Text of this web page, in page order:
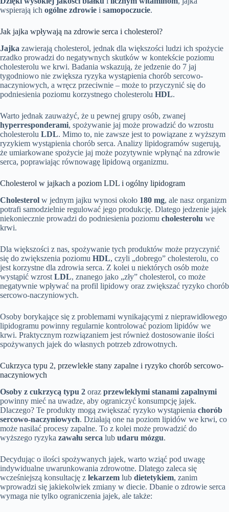
wspierają ich ogólne zdrowie i samopoczucie.
Jak jajka wpływają na zdrowie serca i cholesterol?
Jajka zawierają cholesterol, jednak dla większości ludzi ich spożycie
rzadko prowadzi do negatywnych skutków w kontekście poziomu
cholesterolu we krwi. Badania wskazują, że jedzenie do 7 jaj
tygodniowo nie zwiększa ryzyka wystąpienia chorób sercowo-
naczyniowych, a wręcz przeciwnie – może to przyczynić się do
podniesienia poziomu korzystnego cholesterolu HDL.
Warto jednak zauważyć, że u pewnej grupy osób, zwanej
hyperresponderami, spożywanie jaj może prowadzić do wzrostu
cholesterolu LDL. Mimo to, nie zawsze jest to powiązane z wyższym
ryzykiem wystąpienia chorób serca. Analizy lipidogramów sugerują,
że umiarkowane spożycie jaj może pozytywnie wpłynąć na zdrowie
serca, poprawiając równowagę lipidową organizmu.
Cholesterol w jajkach a poziom LDL i ogólny lipidogram
Cholesterol w jednym jajku wynosi około 180 mg, ale nasz organizm
potrafi samodzielnie regulować jego produkcję. Dlatego jedzenie jajek
niekoniecznie prowadzi do podniesienia poziomu cholesterolu we
krwi.
Dla większości z nas, spożywanie tych produktów może przyczynić
się do zwiększenia poziomu HDL, czyli „dobrego” cholesterolu, co
jest korzystne dla zdrowia serca. Z kolei u niektórych osób może
wystąpić wzrost LDL, znanego jako „zły” cholesterol, co może
negatywnie wpływać na profil lipidowy oraz zwiększać ryzyko chorób
sercowo-naczyniowych.
Osoby borykające się z problemami wynikającymi z nieprawidłowego
lipidogramu powinny regularnie kontrolować poziom lipidów we
krwi. Praktycznym rozwiązaniem jest również dostosowanie ilości
spożywanych jajek do własnych potrzeb zdrowotnych.
Cukrzyca typu 2, przewlekłe stany zapalne i ryzyko chorób sercowo-
naczyniowych
Osoby z cukrzycą typu 2 oraz przewlekłymi stanami zapalnymi
powinny mieć na uwadze, aby ograniczyć konsumpcję jajek.
Dlaczego? Te produkty mogą zwiększać ryzyko wystąpienia chorób
sercowo-naczyniowych. Działają one na poziom lipidów we krwi, co
może nasilać procesy zapalne. To z kolei może prowadzić do
wyższego ryzyka zawału serca lub udaru mózgu.
Decydując o ilości spożywanych jajek, warto wziąć pod uwagę
indywidualne uwarunkowania zdrowotne. Dlatego zaleca się
wcześniejszą konsultację z lekarzem lub dietetykiem, zanim
wprowadzi się jakiekolwiek zmiany w diecie. Dbanie o zdrowie serca
wymaga nie tylko ograniczenia jajek, ale także: